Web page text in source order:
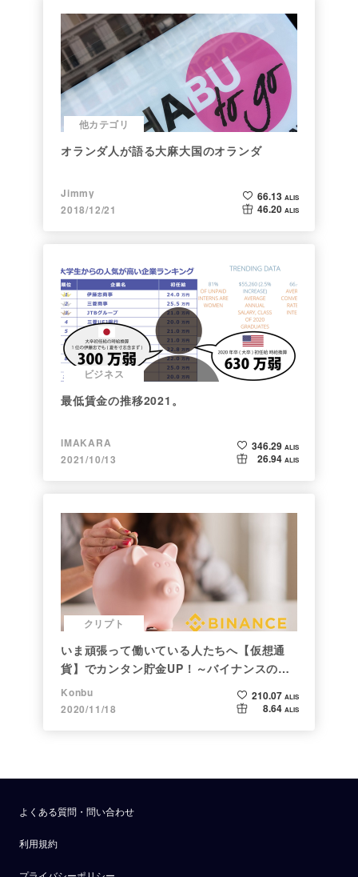
他カテゴリ
オランダ人が語る大麻大国のオランダ
Jimmy
2018/12/21
66.13 ALIS
46.20 ALIS
ビジネス
最低賃金の推移2021。
IMAKARA
2021/10/13
346.29 ALIS
26.94 ALIS
クリプト
いま頑張って働いている人たちへ【仮想通
貨】でカンタン貯金UP！～バイナンスの使
い方初心者編～
Konbu
2020/11/18
210.07 ALIS
8.64 ALIS
よくある質問・問い合わせ
利用規約